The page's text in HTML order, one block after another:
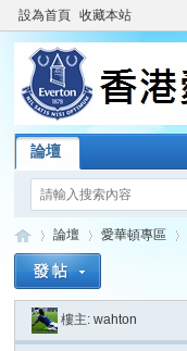
設為首頁 收藏本站
論壇
»
論壇
›
愛華頓專區
樓主:wahton